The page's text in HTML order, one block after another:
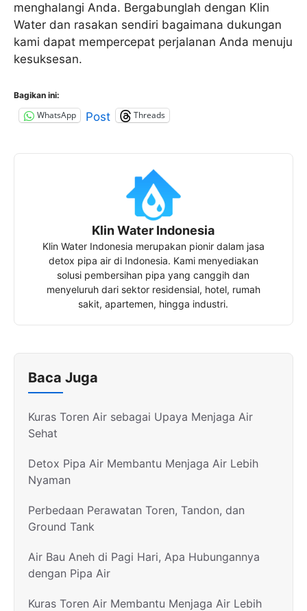
menghalangi Anda. Bergabunglah dengan Klin
Water dan rasakan sendiri bagaimana dukungan
kami dapat mempercepat perjalanan Anda menuju
kesuksesan.
Bagikan ini:
WhatsApp Post Threads
Klin Water Indonesia
Klin Water Indonesia merupakan pionir dalam jasa
detox pipa air di Indonesia. Kami menyediakan
solusi pembersihan pipa yang canggih dan
menyeluruh dari sektor residensial, hotel, rumah
sakit, apartemen, hingga industri.
Baca Juga
Kuras Toren Air sebagai Upaya Menjaga Air
Sehat
Detox Pipa Air Membantu Menjaga Air Lebih
Nyaman
Perbedaan Perawatan Toren, Tandon, dan
Ground Tank
Air Bau Aneh di Pagi Hari, Apa Hubungannya
dengan Pipa Air
Kuras Toren Air Membantu Menjaga Air Lebih